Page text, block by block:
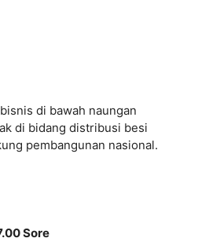
di bawah naungan
di bidang distribusi besi
pembangunan nasional.
Sore